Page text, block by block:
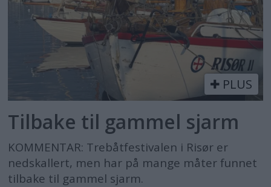
PLUS
Tilbake til gammel sjarm
KOMMENTAR: Trebåtfestivalen i Risør er
nedskallert, men har på mange måter funnet
tilbake til gammel sjarm.